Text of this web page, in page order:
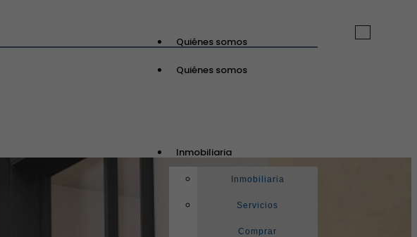
Toggle
Quiénes somos
Quiénes somos
Inmobiliaria
Inmobiliaria
Servicios
Comprar